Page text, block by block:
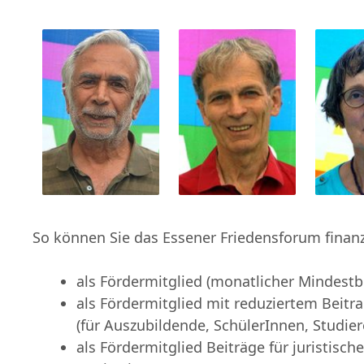
So können Sie das Essener Friedensforum
als Fördermitglied (monatlicher
als Fördermitglied mit reduziertem
(für Auszubildende, SchülerInnen,
als Fördermitglied Beiträge für